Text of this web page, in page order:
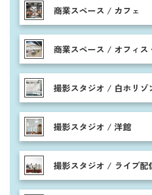
商業スペース / カフェ
商業スペース / オフィス
撮影スタジオ / 白ホリゾ
撮影スタジオ / 洋館
撮影スタジオ / ライブ配